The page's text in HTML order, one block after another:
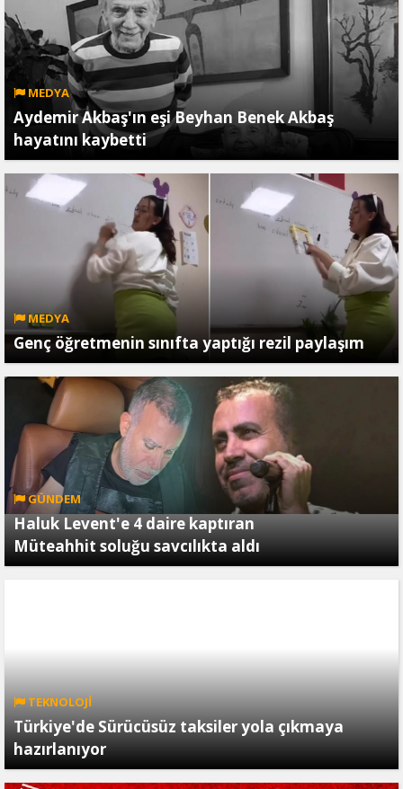
MEDYA
Aydemir Akbaş'ın eşi Beyhan Benek Akbaş
hayatını kaybetti
MEDYA
Genç öğretmenin sınıfta yaptığı rezil paylaşım
GÜNDEM
Haluk Levent'e 4 daire kaptıran
Müteahhit soluğu savcılıkta aldı
TEKNOLOJİ
Türkiye'de Sürücüsüz taksiler yola çıkmaya
hazırlanıyor